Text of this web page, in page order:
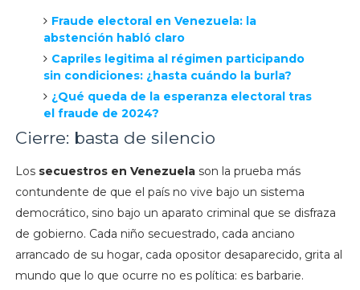
Fraude electoral en Venezuela: la
abstención habló claro
Capriles legitima al régimen participando
sin condiciones: ¿hasta cuándo la burla?
¿Qué queda de la esperanza electoral tras
el fraude de 2024?
Cierre: basta de silencio
Los secuestros en Venezuelason la prueba más
contundente de que el país no vive bajo un sistema
democrático, sino bajo un aparato criminal que se disfraza
de gobierno. Cada niño secuestrado, cada anciano
arrancado de su hogar, cada opositor desaparecido, grita al
mundo que lo que ocurre no es política: es barbarie.